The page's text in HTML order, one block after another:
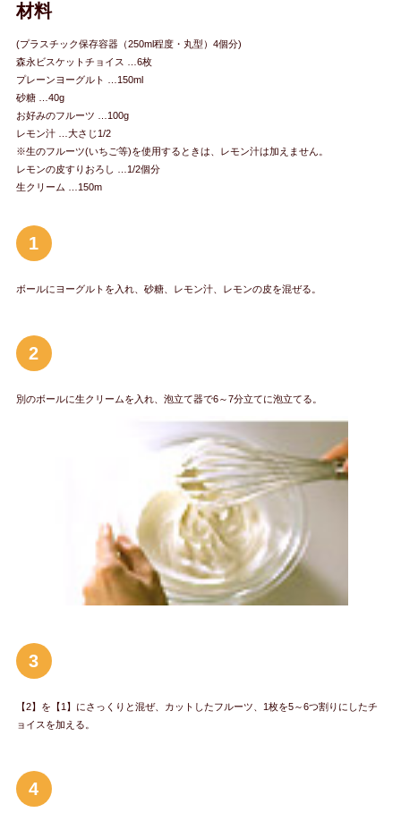
材料
(プラスチック保存容器（250ml程度・丸型）4個分)
森永ビスケットチョイス …6枚
プレーンヨーグルト …150ml
砂糖 …40g
お好みのフルーツ …100g
レモン汁 …大さじ1/2
※生のフルーツ(いちご等)を使用するときは、レモン汁は加えません。
レモンの皮すりおろし …1/2個分
生クリーム …150m
1
ボールにヨーグルトを入れ、砂糖、レモン汁、レモンの皮を混ぜる。
2
別のボールに生クリームを入れ、泡立て器で6～7分立てに泡立てる。
3
【2】を【1】にさっくりと混ぜ、カットしたフルーツ、1枚を5～6つ割りにしたチ
ョイスを加える。
4